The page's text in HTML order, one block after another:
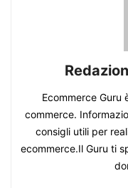
Ecommerce Guru
commerce.
consigli utili per
ecommerce.Il Guru ti